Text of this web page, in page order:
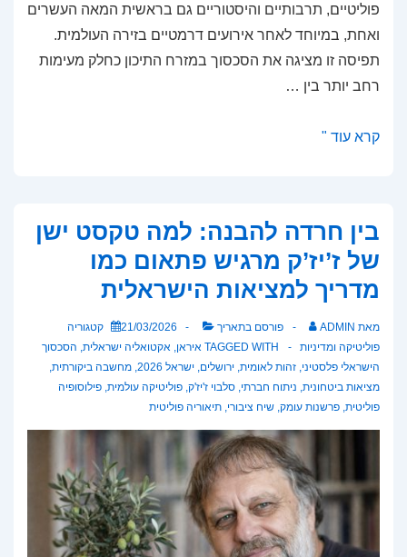
פוליטיים, תרבותיים והיסטוריים גם בראשית המאה העשרים
ואחת, במיוחד לאחר אירועים דרמטיים בזירה העולמית.
תפיסה זו מציגה את הסכסוך במזרח התיכון כחלק מעימות
רחב יותר בין …
האם
מאמר
מאת
דוד
קרא עוד "
בין חרדה להבנה: למה טקסט ישן
של ז’יז’ק מרגיש פתאום כמו
מדריך למציאות הישראלית
מאת ADMIN פורסם בתאריך 21/03/2026
קטגוריה
פוליטיקה ומדיניות
TAGGED WITH איראן אקטואליה ישראלית הסכסוך
הישראלי פלסטיני זהות לאומית ירושלים ישראל 2026 מחשבה ביקורתית
מציאות ביטחונית ניתוח חברתי סלבוי ז'יז'ק פוליטיקה עולמית פילוסופיה
פוליטית פרשנות עומק שיח ציבורי תיאוריה פוליטית